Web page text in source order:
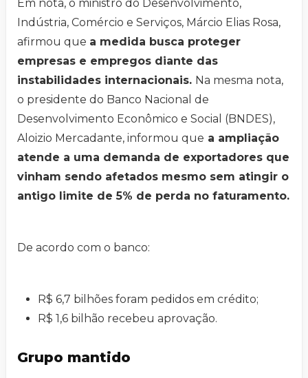
Em nota, o ministro do Desenvolvimento,
Indústria, Comércio e Serviços, Márcio Elias Rosa,
afirmou que a medida busca proteger
empresas e empregos diante das
instabilidades internacionais. Na mesma nota,
o presidente do Banco Nacional de
Desenvolvimento Econômico e Social (BNDES),
Aloizio Mercadante, informou que a ampliação
atende a uma demanda de exportadores que
vinham sendo afetados mesmo sem atingir o
antigo limite de 5% de perda no faturamento.
De acordo com o banco:
R$ 6,7 bilhões foram pedidos em crédito;
R$ 1,6 bilhão recebeu aprovação.
Grupo mantido